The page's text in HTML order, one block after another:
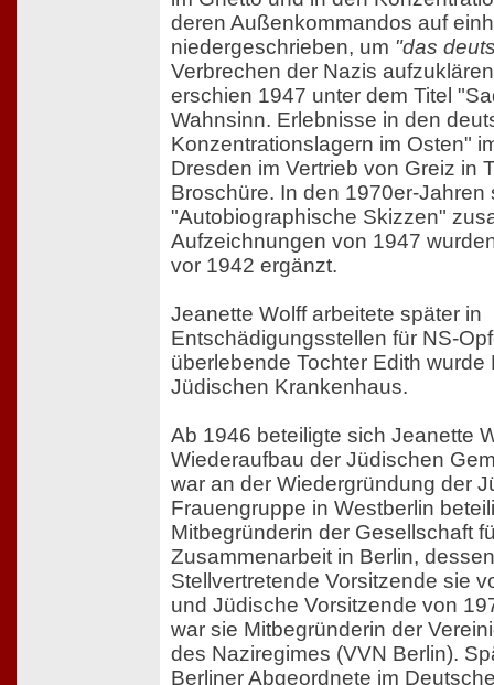
deren Außenkommandos auf
niedergeschrieben, um "das
Verbrechen der Nazis
erschien 1947 unter dem Titel
Wahnsinn. Erlebnisse in den
Konzentrationslagern im Osten"
Dresden im Vertrieb von Greiz in
Broschüre. In den 1970er-Jahren
"Autobiographische Skizzen"
Aufzeichnungen von 1947
vor 1942 ergänzt.
Jeanette Wolff arbeitete später in
Entschädigungsstellen für NS-
überlebende Tochter Edith
Jüdischen Krankenhaus.
Ab 1946 beteiligte sich Jeanette
Wiederaufbau der Jüdischen
war an der Wiedergründung der
Frauengruppe in Westberlin
Mitbegründerin der Gesellschaft
Zusammenarbeit in Berlin,
Stellvertretende Vorsitzende sie
und Jüdische Vorsitzende von
war sie Mitbegründerin der
des Naziregimes (VVN Berlin).
Berliner Abgeordnete im